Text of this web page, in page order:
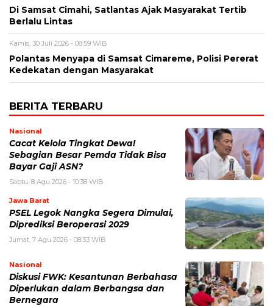
Di Samsat Cimahi, Satlantas Ajak Masyarakat Tertib
Berlalu Lintas
Kamis, 30 Juli 2026 - 08:59 WIB
Polantas Menyapa di Samsat Cimareme, Polisi Pererat
Kedekatan dengan Masyarakat
BERITA TERBARU
Nasional
Cacat Kelola Tingkat Dewa!
Sebagian Besar Pemda Tidak Bisa
Bayar Gaji ASN?
Sabtu, 8 Agu 2026 - 10:38 WIB
Jawa Barat
PSEL Legok Nangka Segera Dimulai,
Diprediksi Beroperasi 2029
Jumat, 7 Agu 2026 - 08:33 WIB
Nasional
Diskusi FWK: Kesantunan Berbahasa
Diperlukan dalam Berbangsa dan
Bernegara